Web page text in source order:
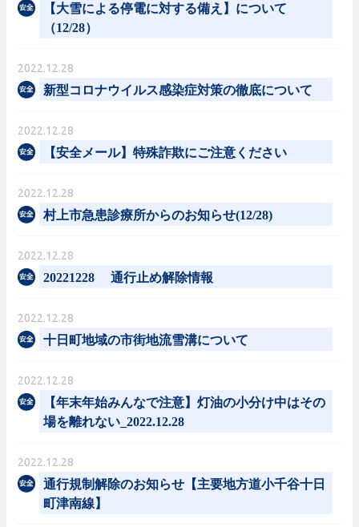
【大雪による停電に対する備え】について
（12/28）
2022.12.28
新型コロナウイルス感染症対策の徹底について
2022.12.28
【安全メール】特殊詐欺にご注意ください
2022.12.28
村上市急患診療所からのお知らせ(12/28)
2022.12.28
20221228 通行止め解除情報
2022.12.28
十日町地域の市街地流雪溝について
2022.12.28
【年末年始みんなで注意】灯油の小分け中はその
場を離れない_2022.12.28
2022.12.28
通行規制解除のお知らせ【主要地方道小千谷十日
町津南線】